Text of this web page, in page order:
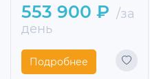
553 900 ₽ /за
день
Подробнее